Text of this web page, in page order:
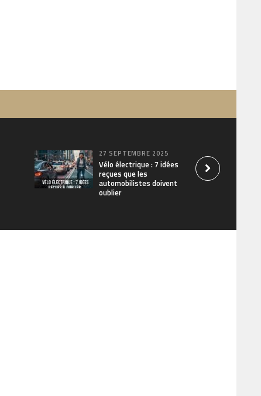
27 SEPTEMBRE 2025
Vélo électrique : 7 idées
reçues que les
automobilistes doivent
oublier